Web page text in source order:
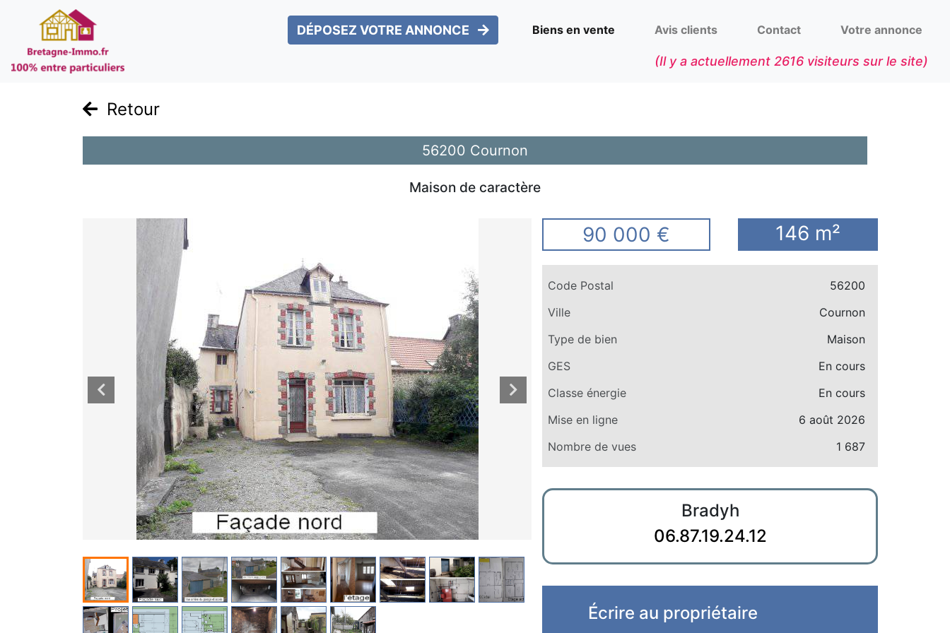
DÉPOSEZ VOTRE ANNONCE Biens en vente Avis clients Contact Votre annonce
(Il y a actuellement 2616 visiteurs sur le site)
Retour
56200 Cournon
Maison de caractère
90 000 € 146 m²
Code Postal
56200
Ville
Cournon
Type de bien
Maison
GES
En cours
Classe énergie
En cours
Mise en ligne
6 août 2026
Nombre de vues
1 687
Bradyh
06.87.19.24.12
Écrire au propriétaire